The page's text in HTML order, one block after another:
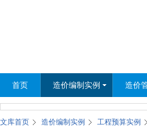
首页 造价编制实例 造价
文库首页 造价编制实例 工程预算实例